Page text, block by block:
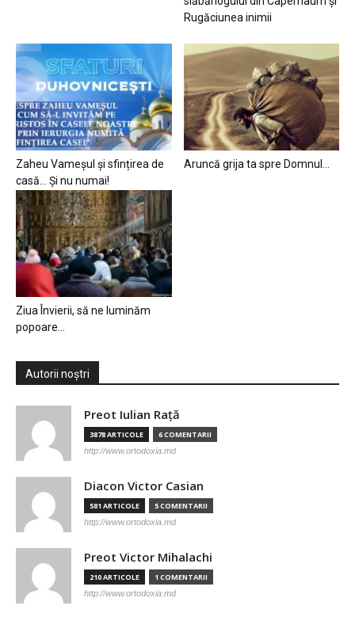
Rugăciunea inimii
Zaheu Vameșul și sfințirea de
casă… Și nu numai!
Aruncă grija ta spre Domnul…
Ziua Învierii, să ne luminăm
popoare…
Autorii noștri
Preot Iulian Raţă
3878 ARTICOLE 6 COMENTARII
http://www.ortodoxia.md
Diacon Victor Casian
581 ARTICOLE 5 COMENTARII
http://www.ortodoxia.md
Preot Victor Mihalachi
210 ARTICOLE 1 COMENTARII
http://www.ortodoxia.md